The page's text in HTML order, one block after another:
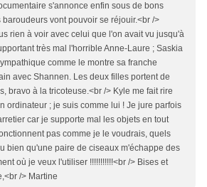
s'annonce enfin sous de bons
baroudeurs vont pouvoir se réjouir.<br />
rien à voir avec celui que l'on avait vu jusqu'à
très mal l'horrible Anne-Laure ; Saskia
comme le montre sa franche
avec Shannen. Les deux filles portent de
bravo à la tricoteuse.<br /> Kyle me fait rire
ordinateur ; je suis comme lui ! Je jure parfois
car je supporte mal les objets en tout
pas comme je le voudrais, quels
bien qu'une paire de ciseaux m'échappe des
où je veux l'utiliser !!!!!!!!!!!<br /> Bises et
/> Martine